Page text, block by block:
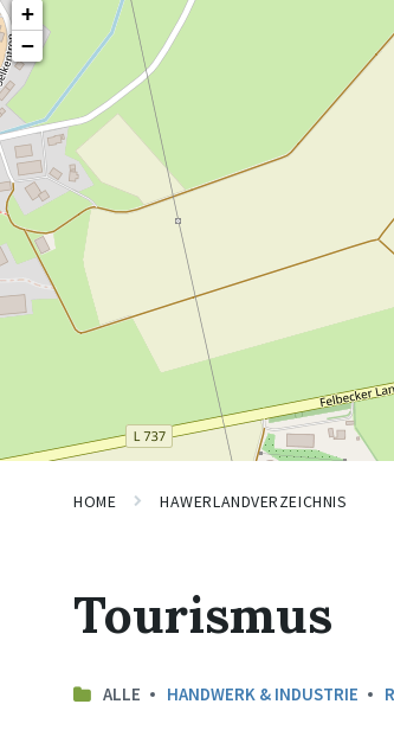
+
−
HOME HAWERLANDVERZEICHNIS
Tourismus
ALLE HANDWERK & INDUSTRIE